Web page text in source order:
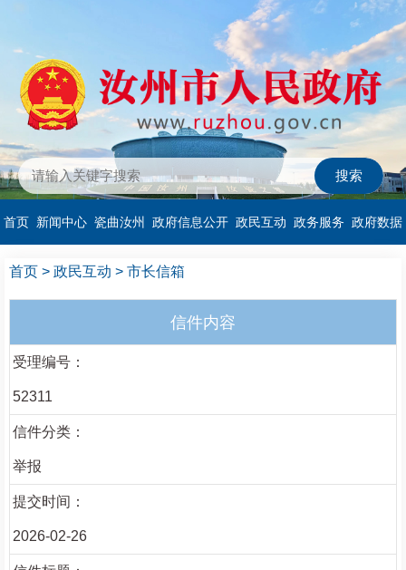
首页 新闻中心 瓷曲汝州 政府信息公开 政民互动 政务服务 政府数据
首页 > 政民互动 > 市长信箱
信件内容
受理编号：
52311
信件分类：
举报
提交时间：
2026-02-26